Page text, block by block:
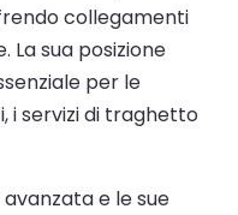
collegamenti
La sua posizione
per le
i servizi di traghetto
e le sue